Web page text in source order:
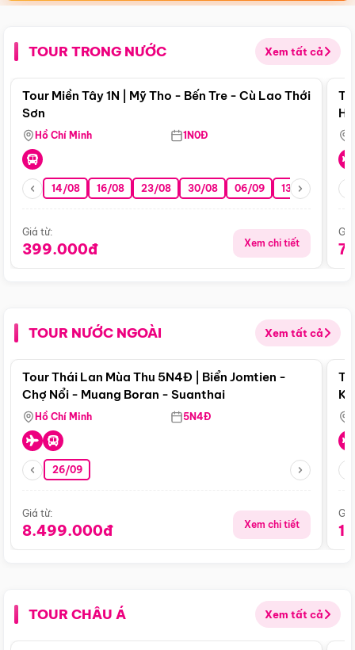
TOUR TRONG NƯỚC Xem tất cả
Điểm nổi bật
Tour Miền Tây 1N | Mỹ Tho - Bến Tre - Cù Lao Thới
Sơn
Hồ Chí Minh 1N0Đ
14/08 16/08 23/08 30/08 06/09 13/09 20/09
Giá từ:
399.000đ Xem chi tiết
TOUR NƯỚC NGOÀI Xem tất cả
Điểm nổi bật
Tour Thái Lan Mùa Thu 5N4Đ | Biển Jomtien -
Chợ Nổi - Muang Boran - Suanthai
Hồ Chí Minh 5N4Đ
26/09
Giá từ:
8.499.000đ Xem chi tiết
TOUR CHÂU Á Xem tất cả
Điểm nổi bật